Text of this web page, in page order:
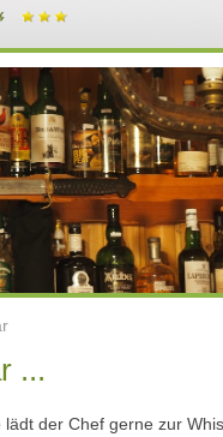
...
der Chef gerne zur